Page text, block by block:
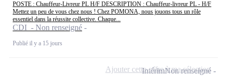
POSTE : Chauffeur-Livreur PL H/F DESCRIPTION : Chauffeur-livreur PL - H/F
Mettez un peu de vous chez nous ! Chez POMONA, nous jouons tous un rôle
essentiel dans la réussite collective. Chaque...
CDI - Non renseigné
Publié il y a 15 jours
IntérimNon renseigné
Ajouter cette offre à ma sélection